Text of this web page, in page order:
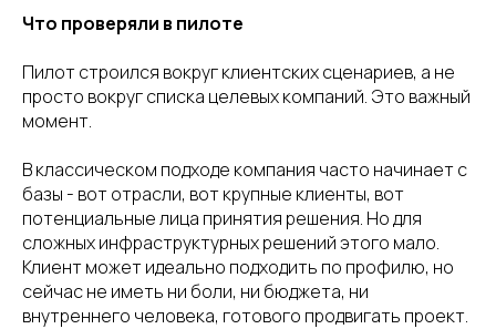
Что проверяли в пилоте
Пилот строился вокруг клиентских сценариев, а не
просто вокруг списка целевых компаний. Это важный
момент.
В классическом подходе компания часто начинает с
базы - вот отрасли, вот крупные клиенты, вот
потенциальные лица принятия решения. Но для
сложных инфраструктурных решений этого мало.
Клиент может идеально подходить по профилю, но
сейчас не иметь ни боли, ни бюджета, ни
внутреннего человека, готового продвигать проект.